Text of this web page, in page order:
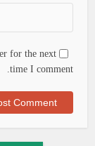
for the next
time I comment.